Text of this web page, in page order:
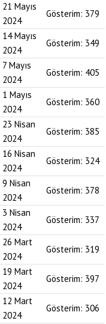
21 Mayıs
2024
Gösterim: 379
14 Mayıs
2024
Gösterim: 349
7 Mayıs
2024
Gösterim: 405
1 Mayıs
2024
Gösterim: 360
23 Nisan
2024
Gösterim: 385
16 Nisan
2024
Gösterim: 324
9 Nisan
2024
Gösterim: 378
3 Nisan
2024
Gösterim: 337
26 Mart
2024
Gösterim: 319
19 Mart
2024
Gösterim: 397
12 Mart
2024
Gösterim: 306